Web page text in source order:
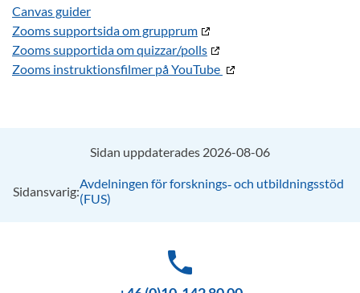
Canvas guider
Zooms supportsida om grupprum
Zooms supportida om quizzar/polls
Zooms instruktionsfilmer på YouTube
Sidan uppdaterades 2026-08-06
Sidansvarig:Avdelningen för forsknings‑ och utbildningsstöd
(FUS)
phone